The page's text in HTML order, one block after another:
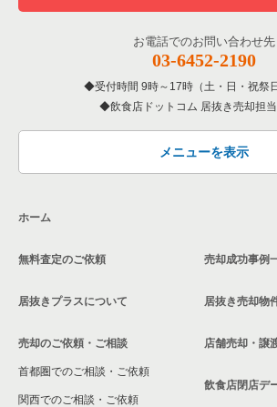
お電話でのお問い合わせ先
03-6452-2190
受付時間 9時～17時（土・日・祝祭
飲食店ドットコム 居抜き売却担
メニューを表示
ホーム
無料査定のご依頼
居抜きプラスについて
売却のご依頼・ご相談
首都圏でのご相談・ご依頼
関西でのご相談・ご依頼
売却成功事例
居抜き売却物
店舗売却・譲
飲食店閉店デ